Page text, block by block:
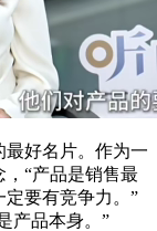
最好名片。作为一
“产品是销售最
要有竞争力。”
产品本身。”